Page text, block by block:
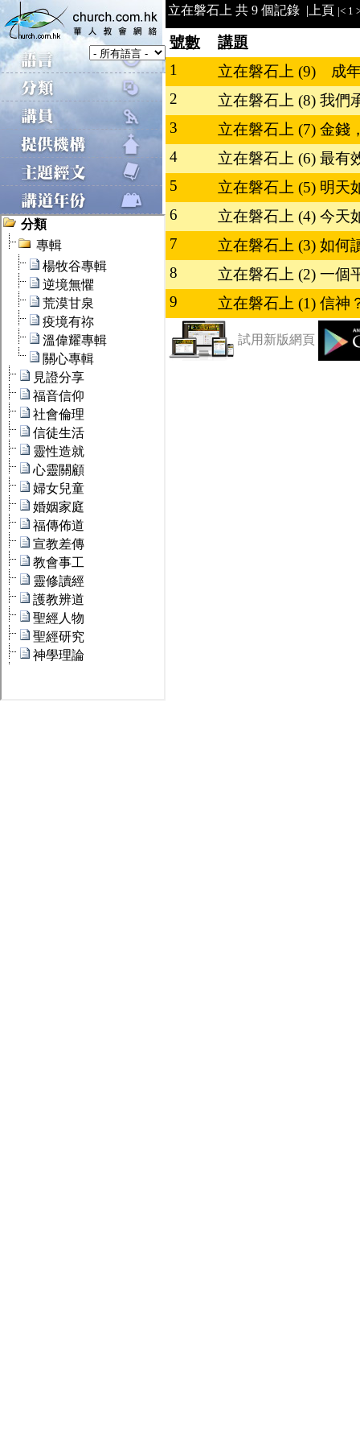
立在磐石上 共 9 個記錄 | 上頁 |< 1
號數
講題
1
立在磐石上 (9) 成
2
立在磐石上 (8) 我們
3
立在磐石上 (7) 金錢
4
立在磐石上 (6) 最有
5
立在磐石上 (5) 明天
6
立在磐石上 (4) 今天
7
立在磐石上 (3) 如何
8
立在磐石上 (2) 一個
9
立在磐石上 (1) 信神
試用新版網頁